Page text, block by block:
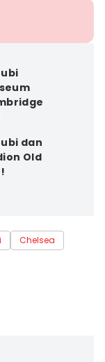
dan
Old
Chelsea